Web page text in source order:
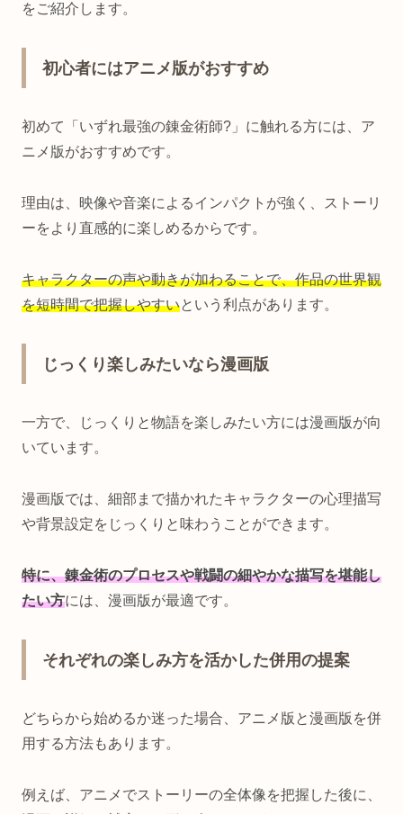
をご紹介します。
初心者にはアニメ版がおすすめ
初めて「いずれ最強の錬金術師?」に触れる方には、ア
ニメ版がおすすめです。
理由は、映像や音楽によるインパクトが強く、ストーリ
ーをより直感的に楽しめるからです。
キャラクターの声や動きが加わることで、作品の世界観
を短時間で把握しやすいという利点があります。
じっくり楽しみたいなら漫画版
一方で、じっくりと物語を楽しみたい方には漫画版が向
いています。
漫画版では、細部まで描かれたキャラクターの心理描写
や背景設定をじっくりと味わうことができます。
特に、錬金術のプロセスや戦闘の細やかな描写を堪能し
たい方には、漫画版が最適です。
それぞれの楽しみ方を活かした併用の提案
どちらから始めるか迷った場合、アニメ版と漫画版を併
用する方法もあります。
例えば、アニメでストーリーの全体像を把握した後に、